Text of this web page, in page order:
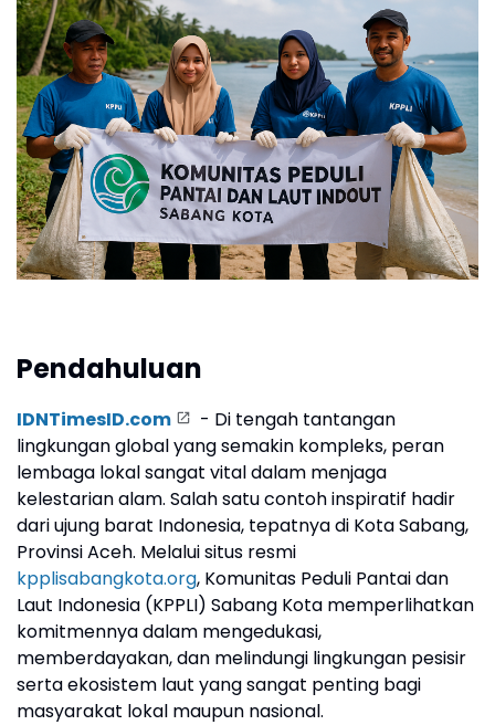
Pendahuluan
IDNTimesID.com
- Di tengah tantangan
lingkungan global yang semakin kompleks, peran
lembaga lokal sangat vital dalam menjaga
kelestarian alam. Salah satu contoh inspiratif hadir
dari ujung barat Indonesia, tepatnya di Kota Sabang,
Provinsi Aceh. Melalui situs resmi
kpplisabangkota.org, Komunitas Peduli Pantai dan
Laut Indonesia (KPPLI) Sabang Kota memperlihatkan
komitmennya dalam mengedukasi,
memberdayakan, dan melindungi lingkungan pesisir
serta ekosistem laut yang sangat penting bagi
masyarakat lokal maupun nasional.